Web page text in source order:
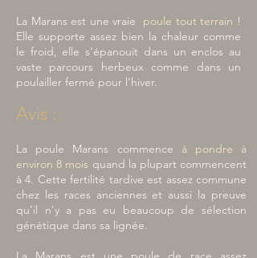
La Marans est une vraie poule tout terrain !
Elle supporte assez bien la chaleur comme
le froid, elle s’épanouit dans un enclos au
vaste parcours herbeux comme dans un
poulailler fermé pour l'hiver.
Avis :
La poule Marans commence à pondre à
environ 8 mois quand la plupart commencent
à 4. Cette fertilité tardive est assez commune
chez les races anciennes et aussi la preuve
qu’il n’y a pas eu beaucoup de sélection
génétique dans sa lignée.